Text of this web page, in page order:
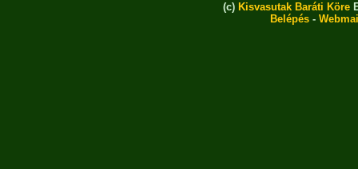
(c) Kisvasutak Baráti Köre
Belépés -